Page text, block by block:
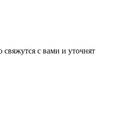
с вами и уточнят